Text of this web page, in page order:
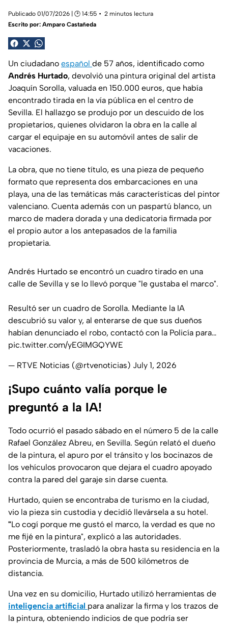
Publicado 01/07/2026 | 🕑 14:55
2 minutos lectura
Escrito por: Amparo Castañeda
Un ciudadano español de 57 años, identificado como
Andrés Hurtado, devolvió una pintura original del artista
Joaquín Sorolla, valuada en 150.000 euros, que había
encontrado tirada en la vía pública en el centro de
Sevilla. El hallazgo se produjo por un descuido de los
propietarios, quienes olvidaron la obra en la calle al
cargar el equipaje en su automóvil antes de salir de
vacaciones.
La obra, que no tiene título, es una pieza de pequeño
formato que representa dos embarcaciones en una
playa, una de las temáticas más características del pintor
valenciano. Cuenta además con un paspartú blanco, un
marco de madera dorada y una dedicatoria firmada por
el propio autor a los antepasados de la familia
propietaria.
Andrés Hurtado se encontró un cuadro tirado en una
calle de Sevilla y se lo llevó porque "le gustaba el marco".
Resultó ser un cuadro de Sorolla. Mediante la IA
descubrió su valor y, al enterarse de que sus dueños
habían denunciado el robo, contactó con la Policía para…
pic.twitter.com/yEGIMGQYWE
— RTVE Noticias (@rtvenoticias) July 1, 2026
¡Supo cuánto valía porque le
preguntó a la IA!
Todo ocurrió el pasado sábado en el número 5 de la calle
Rafael González Abreu, en Sevilla. Según relató el dueño
de la pintura, el apuro por el tránsito y los bocinazos de
los vehículos provocaron que dejara el cuadro apoyado
contra la pared del garaje sin darse cuenta.
Hurtado, quien se encontraba de turismo en la ciudad,
vio la pieza sin custodia y decidió llevársela a su hotel.
"Lo cogí porque me gustó el marco, la verdad es que no
me fijé en la pintura", explicó a las autoridades.
Posteriormente, trasladó la obra hasta su residencia en la
provincia de Murcia, a más de 500 kilómetros de
distancia.
Una vez en su domicilio, Hurtado utilizó herramientas de
inteligencia artificial para analizar la firma y los trazos de
la pintura, obteniendo indicios de que podría ser